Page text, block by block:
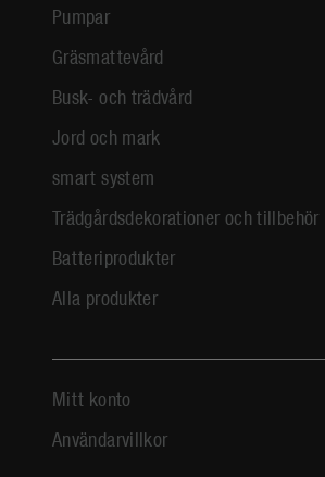
Pumpar
Gräsmattevård
Busk- och trädvård
Jord och mark
smart system
Trädgårdsdekorationer och tillbehör
Batteriprodukter
Alla produkter
Mitt konto
Användarvillkor